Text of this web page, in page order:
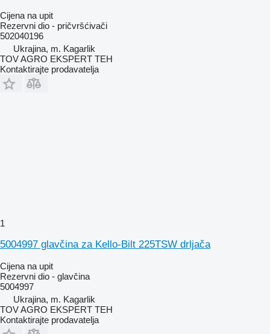
Cijena na upit
Rezervni dio - pričvršćivači
502040196
Ukrajina, m. Kagarlik
TOV AGRO EKSPERT TEH
Kontaktirajte prodavatelja
1
5004997 glavčina za Kello-Bilt 225TSW drljača
Cijena na upit
Rezervni dio - glavčina
5004997
Ukrajina, m. Kagarlik
TOV AGRO EKSPERT TEH
Kontaktirajte prodavatelja